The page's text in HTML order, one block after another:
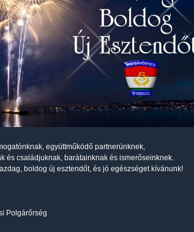
együttműködő partnerünknek,
és családjuknak, barátainknak és ismerőseinknek.
boldog új esztendőt, és jó egészséget kívánunk!
Polgárőrség